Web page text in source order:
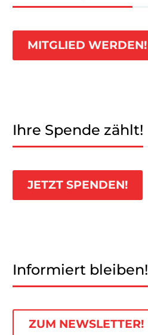
MITGLIED WERDEN!
Ihre Spende zählt!
JETZT SPENDEN!
Informiert bleiben!
ZUM NEWSLETTER!